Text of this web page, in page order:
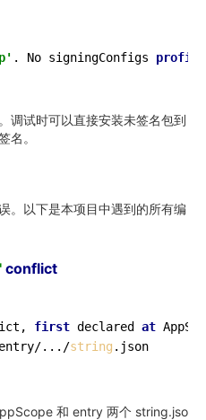
. No signingConfigs profile
调试时可以直接安装未签名包到
名。
。以下是本项目中遇到的所有编
conflict
first declared at
.../string
和 entry 两个 string.jso